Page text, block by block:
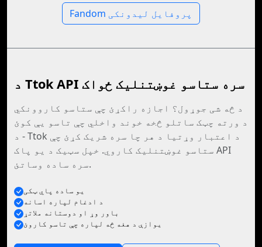
Fandom پروفایل لیدونکی
د Ttok API سره ستاسو غوښتنلیک ځواک
د څه شی جوړول؟ اجازه راکړئ چې ستاسو کاروونکي
د ورته چټک ساتلو څخه خوند واخلي چې تاسو یې کوئ
- د Ttok د اعتبار وړتیا د هر چا سره شریک کړئ چې
ستاسو غوښتنلیک کاروي. خپل سټیک د یو پاک API
سره ساده وساتئ.
يو ساده پاي ټکی
د ادغام لپاره اسانه
باور وړ او دوستانه ملاتړ
يوازې د هغه څه لپاره چې تاسو کاروئ